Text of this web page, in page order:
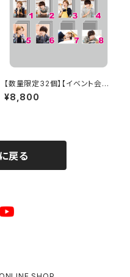
【数量限定32個】【イベント会場
特典付き】SECOND LINE Pre
sents みんなに会いに行くよ!
¥8,800
戻る